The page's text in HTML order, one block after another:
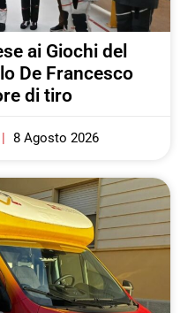
ai Giochi del
De Francesco
di tiro
8 Agosto 2026